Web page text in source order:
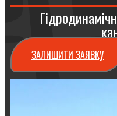
ЗАЛИШИТИ ЗАЯВКУ